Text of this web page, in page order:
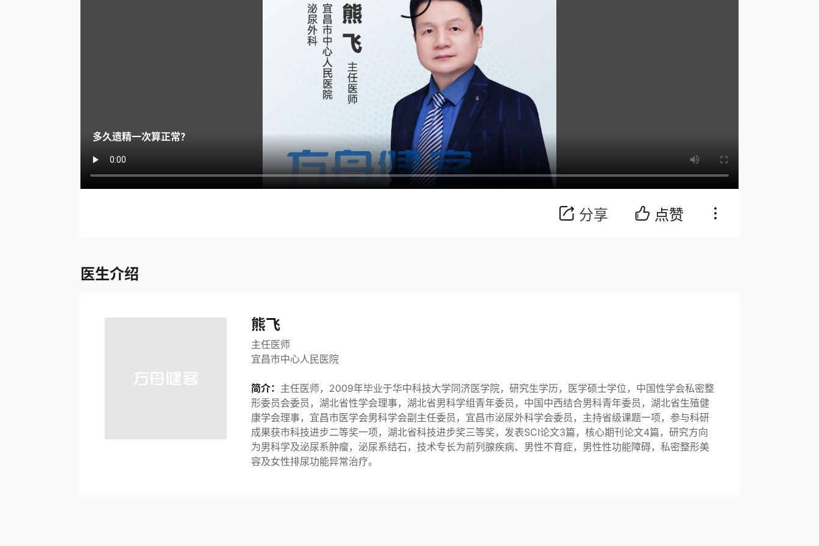
多久遗精一次算正常？
分享 点赞
医生介绍
熊飞
主任医师
宜昌市中心人民医院
简介： 主任医师，2009年毕业于华中科技大学同济医学院，研究生学历，医学硕士学位，中国性学会私密整
形委员会委员，湖北省性学会理事，湖北省男科学组青年委员，中国中西结合男科青年委员，湖北省生殖健
康学会理事，宜昌市医学会男科学会副主任委员，宜昌市泌尿外科学会委员，主持省级课题一项，参与科研
成果获市科技进步二等奖一项，湖北省科技进步奖三等奖，发表SCI论文3篇，核心期刊论文4篇，研究方向
为男科学及泌尿系肿瘤，泌尿系结石，技术专长为前列腺疾病、男性不育症，男性性功能障碍，私密整形美
容及女性排尿功能异常治疗。